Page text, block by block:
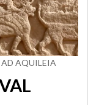
AQUILEIA